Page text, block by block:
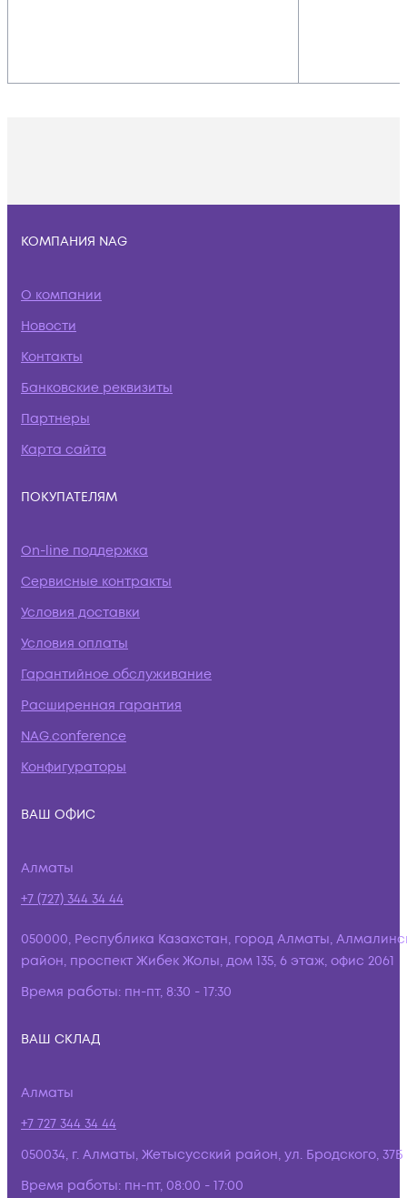
КОМПАНИЯ NAG
О компании
Новости
Контакты
Банковские реквизиты
Партнеры
Карта сайта
ПОКУПАТЕЛЯМ
On-line поддержка
Сервисные контракты
Условия доставки
Условия оплаты
Гарантийное обслуживание
Расширенная гарантия
NAG.conference
Конфигураторы
ВАШ ОФИС
Алматы
+7 (727) 344 34 44
050000, Республика Казахстан, город Алматы,
район, проспект Жибек Жолы, дом 135, 6 этаж, офис 2061
Время работы: пн-пт, 8:30 - 17:30
ВАШ СКЛАД
Алматы
+7 727 344 34 44
050034, г. Алматы, Жетысусский район, ул. Бродского, 37Б
Время работы: пн-пт, 08:00 - 17:00